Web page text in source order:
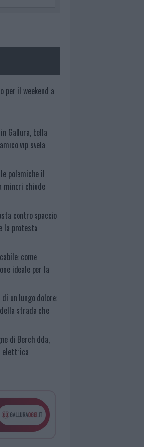
per il weekend a
Gallura, bella
vip svela
polemiche il
minori chiude
contro spaccio
la protesta
come
ideale per la
un lungo dolore:
strada che
di Berchidda,
elettrica